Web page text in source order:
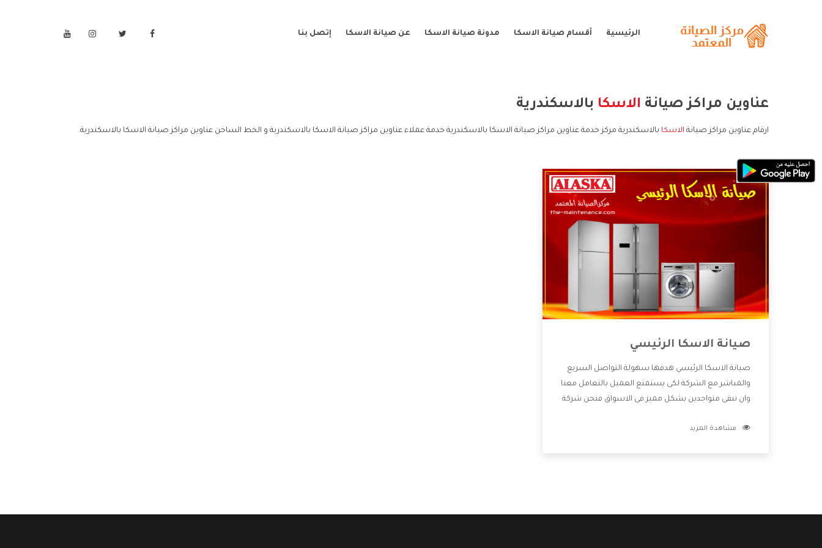
الرئيسية أقسام صيانة الاسكا مدونة صيانة الاسكا عن صيانة الاسكا إتصل بنا
عناوين مراكز صيانة الاسكا بالاسكندرية
ارقام عناوين مراكز صيانة الاسكا بالاسكندرية مركز خدمة عناوين مراكز صيانة الاسكا بالاسكندرية خدمة عملاء عناوين مراكز صيانة الاسكا بالاسكندرية و الخط الساخن عناوين مراكز صيانة الاسكا بالاسكندرية.
صيانة الاسكا الرئيسي
صيانة الاسكا الرئيسي هدفها سهولة التواصل السريع
والمباشر مع الشركة لكى يستمتع العميل بالتعامل معنا
وان نبقى متواجدين بشكل مميز فى الاسواق فنحن شركة
بالخدمات التى تنفرد الشركة بها والتى تكون منها خدمة
مشاهدة المزيد